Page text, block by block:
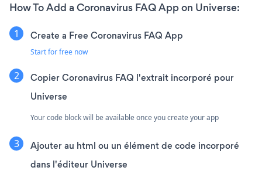
How To Add a Coronavirus FAQ App on Universe:
Create a Free Coronavirus FAQ App
Start for free now
Copier Coronavirus FAQ l'extrait incorporé pour
Universe
Your code block will be available once you create your app
Ajouter au html ou un élément de code incorporé
dans l'éditeur Universe